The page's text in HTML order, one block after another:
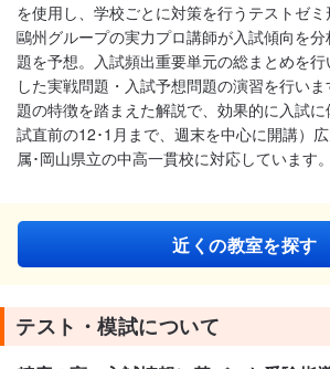
を使用し、学校ごとに対策を行うテストゼ
鷗州グループの実力プロ講師が入試傾向を
題を予想。入試頻出重要単元の総まとめを
した実戦問題・入試予想問題の演習を行い
題の特徴を踏まえた解説で、効果的に入試
試直前の12･1月まで、週末を中心に開講）
属･岡山県立の中高一貫校に対応しています。
近くの教室を探す
テスト・模試について